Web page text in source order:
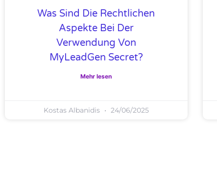
Was Sind Die Rechtlichen
Aspekte Bei Der
Verwendung Von
MyLeadGen Secret?
Mehr lesen
Kostas Albanidis 24/06/2025